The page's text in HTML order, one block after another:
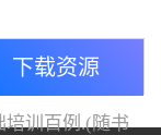
书光盘)从零
培训百例.(随书
下载资源